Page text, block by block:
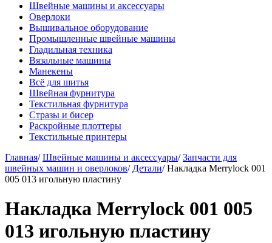
Швейные машины и аксессуары
Оверлоки
Вышивальное оборудование
Промышленные швейные машины
Гладильная техника
Вязальные машины
Манекены
Всё для шитья
Швейная фурнитура
Текстильная фурнитура
Стразы и бисер
Раскройные плоттеры
Текстильные принтеры
Главная/ Швейные машины и аксессуары/ Запчасти для
швейных машин и оверлоков/ Детали/ Накладка Merrylock 001
005 013 игольную пластину
Накладка Merrylock 001 005
013 игольную пластину